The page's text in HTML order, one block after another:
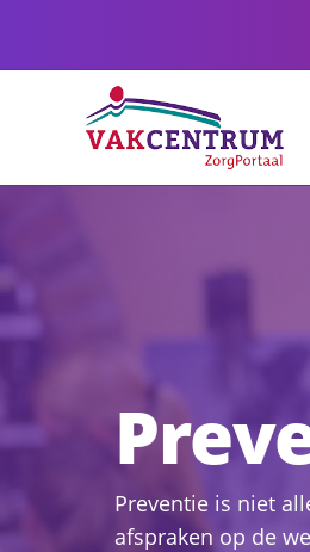
Preventie is niet
afspraken op de